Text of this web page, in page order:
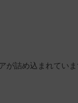
が詰め込まれてい